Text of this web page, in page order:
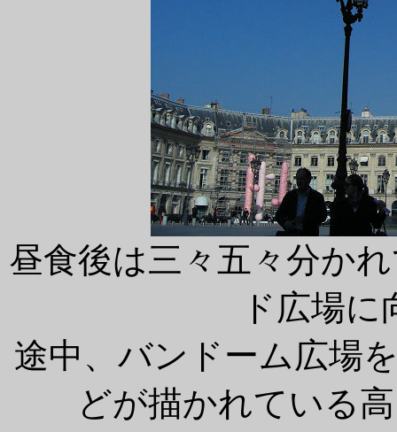
昼食後は三々五々分か
ド広場
途中、バンドーム広場
どが描かれている